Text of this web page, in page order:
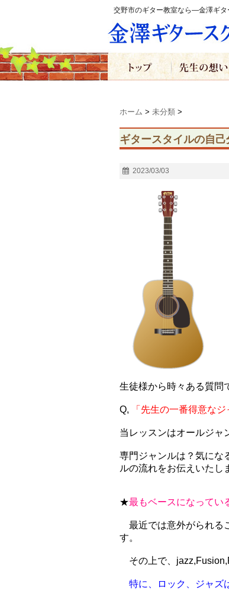
交野市のギター教室なら―金澤ギタ
ホーム > 未分類 >
ギタースタイルの自己
2023/03/03
生徒様から時々ある質問
Q, 「先生の一番得意な
当レッスンはオールジャ
専門ジャンルは？気にな
ルの流れをお伝えいたし
★最もベースになってい
最近では意外がられる
す。
その上で、
特に、ロック、ジャズ